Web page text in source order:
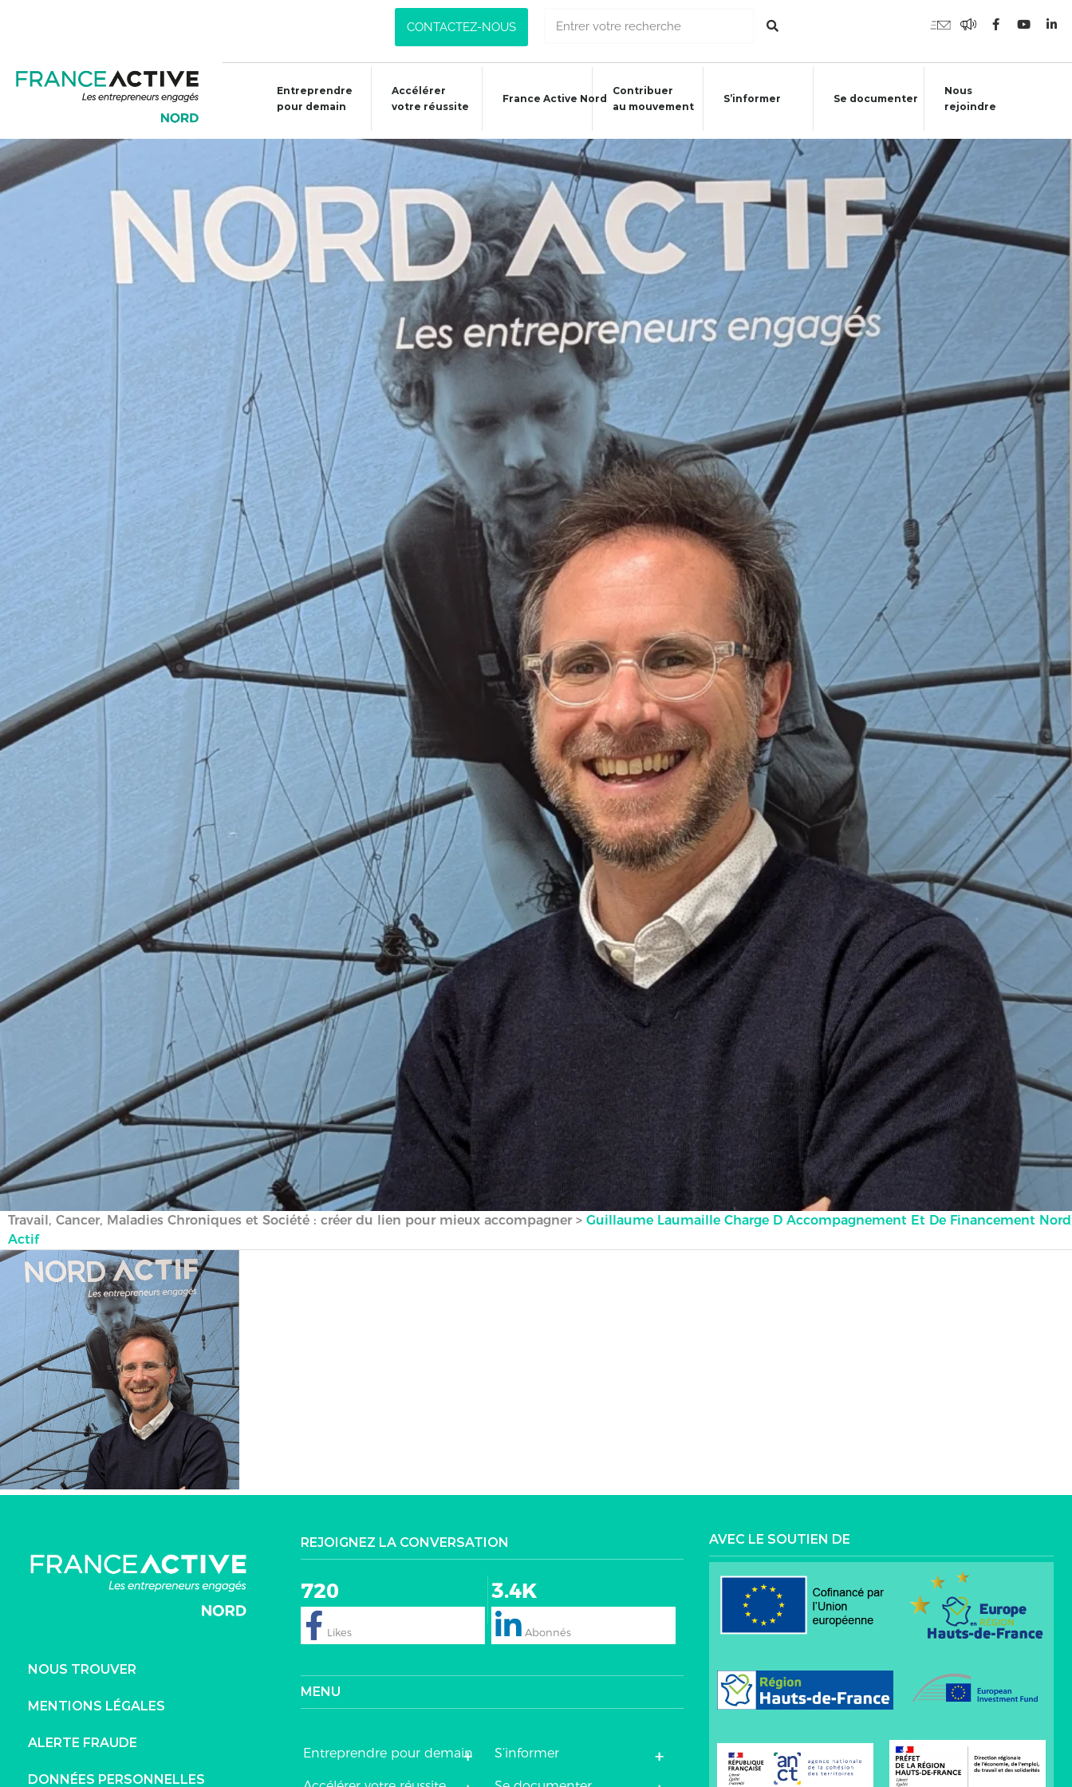
CONTACTEZ-NOUS
Entreprendre
pour demain
Accélérer
votre réussite
France Active Nord
Contribuer
au mouvement
S’informer Se documenter
Nous
rejoindre
Travail, Cancer, Maladies Chroniques et Société : créer du lien pour mieux accompagner> Guillaume Laumaille Charge D Accompagnement Et De Financement Nord
Actif
NOUS TROUVER
MENTIONS LÉGALES
ALERTE FRAUDE
DONNÉES PERSONNELLES
REJOIGNEZ LA CONVERSATION
720 3.4K
MENU
+
Entreprendre pour demain +
S’informer
AVEC LE SOUTIEN DE